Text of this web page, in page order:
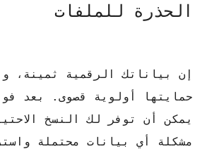
الحذرة للملفات
إن بياناتك الرقمية ثمينة،
حمايتها أولوية قصوى.
بعد
يمكن أن توفر لك النسخ
مشكلة أي بيانات محتملة